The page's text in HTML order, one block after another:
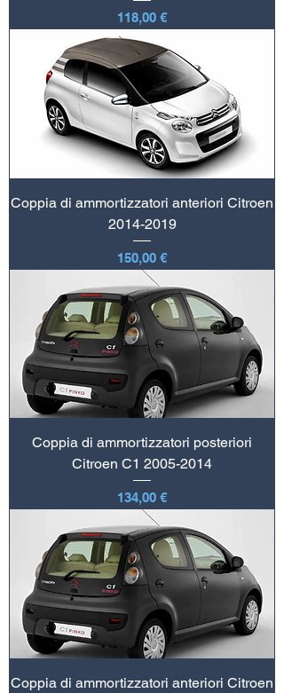
Prezzo
118,00 €
Coppia di ammortizzatori anteriori Citroen
2014-2019
Prezzo
150,00 €
Coppia di ammortizzatori posteriori
Citroen C1 2005-2014
Prezzo
134,00 €
Coppia di ammortizzatori anteriori Citroen